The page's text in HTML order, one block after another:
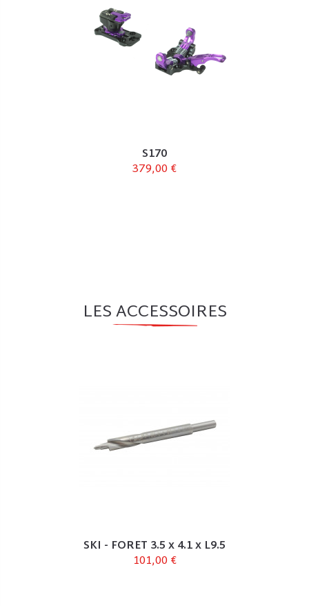
S170
379,00 €
LES ACCESSOIRES
SKI - FORET 3.5 x 4.1 x L9.5
101,00 €